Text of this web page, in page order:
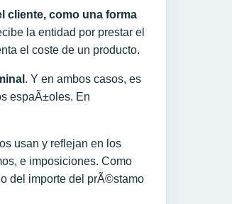
cliente, como una forma
la entidad por prestar el
el coste de un producto.
. Y en ambos casos, es
espaÃ±oles. En
usan y reflejan en los
e imposiciones. Como
del importe del prÃ©stamo